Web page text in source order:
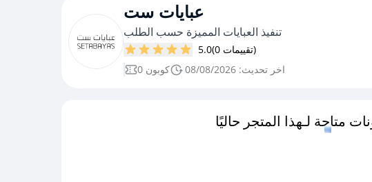
عبايات ست
تنفيذ العبايات المميزة حسب الطلب
5.0
(0 تقييمات)
0 كوبون
اخر تحديث: 08/08/2026